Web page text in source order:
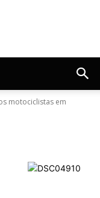
motociclistas em